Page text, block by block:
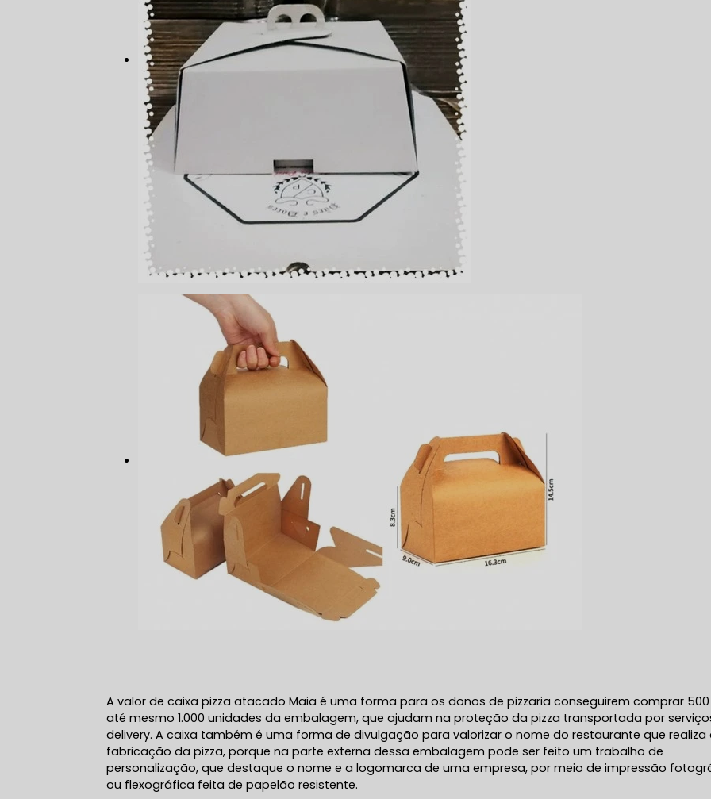
A valor de caixa pizza atacado Maia é uma forma para os donos de pizzaria conseguirem comprar
até mesmo 1.000 unidades da embalagem, que ajudam na proteção da pizza transportada por
delivery. A caixa também é uma forma de divulgação para valorizar o nome do restaurante que realiza
fabricação da pizza, porque na parte externa dessa embalagem pode ser feito um trabalho de
personalização, que destaque o nome e a logomarca de uma empresa, por meio de impressão
ou flexográfica feita de papelão resistente.